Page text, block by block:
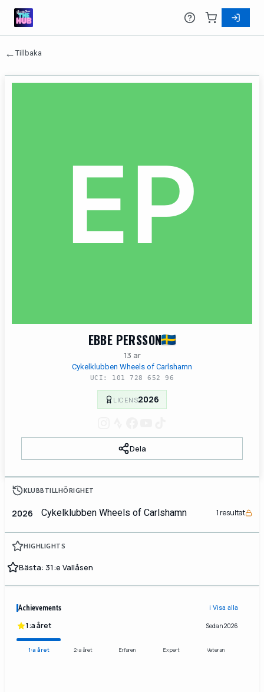
←Tillbaka
EBBE PERSSON
13 ar
Cykelklubben Wheels of Carlshamn
UCI: 101 728 652 96
LICENS2026
Dela
KLUBBTILLHÖRIGHET
2026 Cykelklubben Wheels of Carlshamn 1 resultat
HIGHLIGHTS
Bästa: 31:e Vallåsen
Achievements ℹ️ Visa alla
1:a året Sedan 2026
1:a året 2:a året Erfaren Expert Veteran